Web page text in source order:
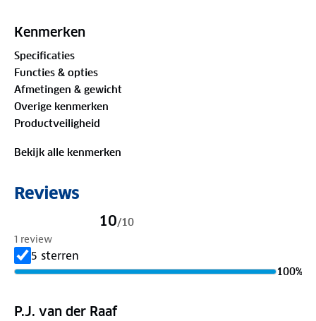
Kenmerken
Specificaties
Functies & opties
Afmetingen & gewicht
Overige kenmerken
Productveiligheid
Bekijk alle kenmerken
Reviews
10/10
1 review
5 sterren
100%
P.J. van der Raaf